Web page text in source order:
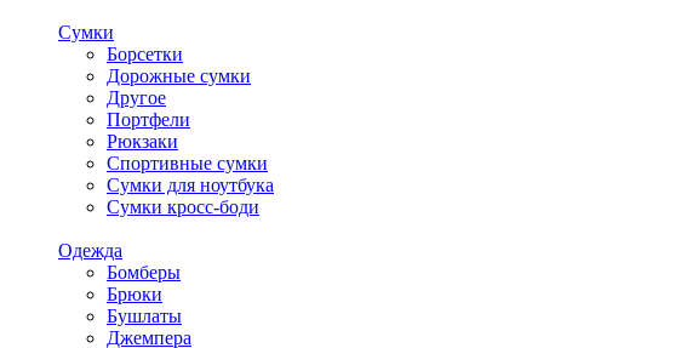
Сумки
Борсетки
Дорожные сумки
Другое
Портфели
Рюкзаки
Спортивные сумки
Сумки для ноутбука
Сумки кросс-боди
Одежда
Бомберы
Брюки
Бушлаты
Джемпера